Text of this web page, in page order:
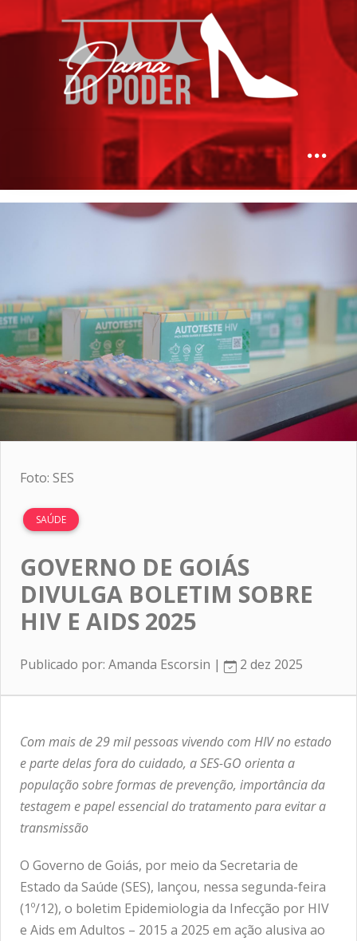
Foto: SES
SAÚDE
GOVERNO DE GOIÁS
DIVULGA BOLETIM SOBRE
HIV E AIDS 2025
Publicado por: Amanda Escorsin | 2 dez 2025
Com mais de 29 mil pessoas vivendo com HIV no estado
e parte delas fora do cuidado, a SES-GO orienta a
população sobre formas de prevenção, importância da
testagem e papel essencial do tratamento para evitar a
transmissão
O Governo de Goiás, por meio da Secretaria de
Estado da Saúde (SES), lançou, nessa segunda-feira
(1º/12), o boletim Epidemiologia da Infecção por HIV
e Aids em Adultos – 2015 a 2025 em ação alusiva ao